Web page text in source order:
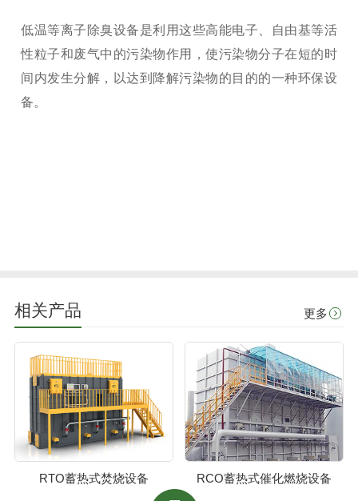
低温等离子除臭设备是利用这些高能电子、自由基等活
性粒子和废气中的污染物作用，使污染物分子在短的时
间内发生分解，以达到降解污染物的目的的一种环保设
备。
相关产品 更多
RTO蓄热式焚烧设备 RCO蓄热式催化燃烧设备